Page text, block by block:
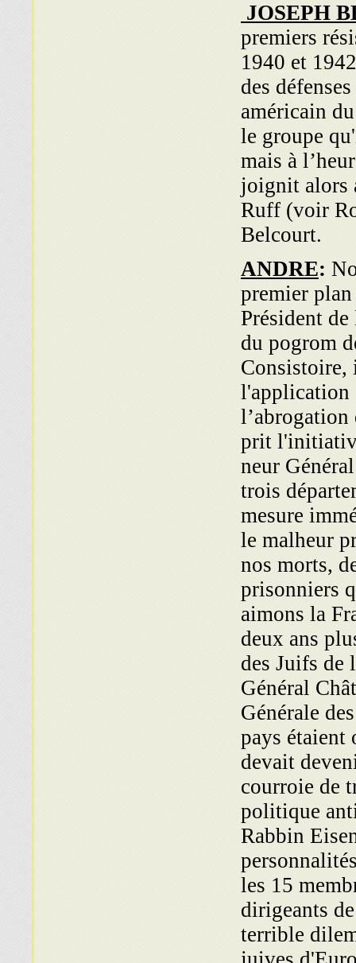
JOSEPH
premiers
1940 et
des
américain
le groupe
mais à
joignit alors
Ruff (voir
Belcourt.
ANDRE:
premier
Président
du pogrom
Consistoire,
l'application
prit
neur
trois
mesure
le malheur
nos morts,
prisonniers
aimons la
deux ans
des Juifs de
Général
Générale
pays étaient
devait
courroie de
politique
Rabbin
les 15
dirigeants
terrible